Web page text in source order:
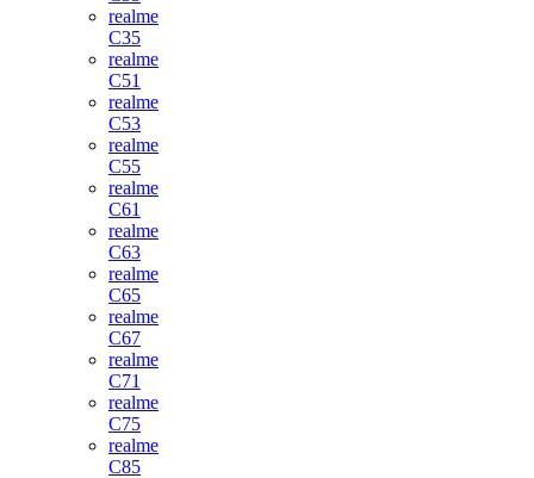
realme
C35
realme
C51
realme
C53
realme
C55
realme
C61
realme
C63
realme
C65
realme
C67
realme
C71
realme
C75
realme
C85